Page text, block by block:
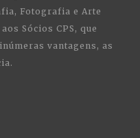
Fotografia e Arte
Sócios CPS, que
vantagens, as